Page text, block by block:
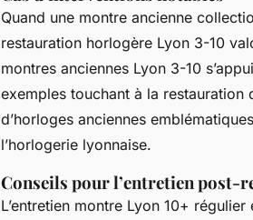
Quand une montre ancienne
restauration horlogère Lyon 3-10
montres anciennes Lyon 3-10
exemples touchant à la restauration
d’horloges anciennes
l’horlogerie lyonnaise.
Conseils pour l’entretien post-
L’entretien montre Lyon 10+